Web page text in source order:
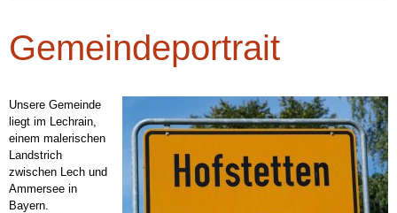
Gemeindeportrait
Unsere Gemeinde
liegt im Lechrain,
einem malerischen
Landstrich
zwischen Lech und
Ammersee in
Bayern.